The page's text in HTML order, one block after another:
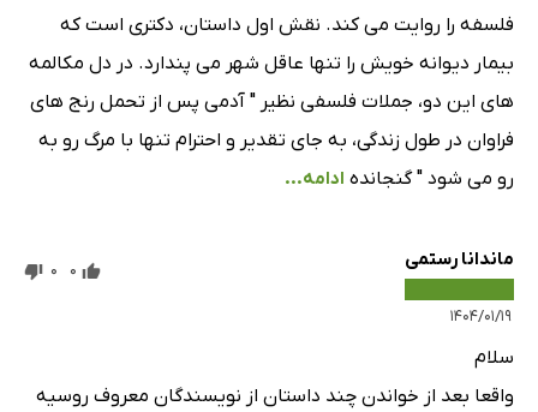
فلسفه را روایت می کند. نقش اول داستان، دکتری است که
بیمار دیوانه خویش را تنها عاقل شهر می پندارد. در دل مکالمه
های این دو، جملات فلسفی نظیر " آدمی پس از تحمل رنج های
فراوان در طول زندگی، به جای تقدیر و احترام تنها با مرگ رو به
رو می شود " گنجانده ادامه...
ماندانا رستمی
۱۴۰۴/۰۱/۱۹
0
0
سلام
واقعا بعد از خواندن چند داستان از نویسندگان معروف روسیه